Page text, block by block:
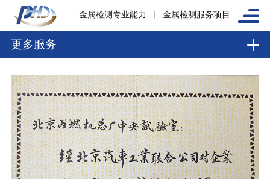
金属检测专业能力 金属检测服务项目
更多服务